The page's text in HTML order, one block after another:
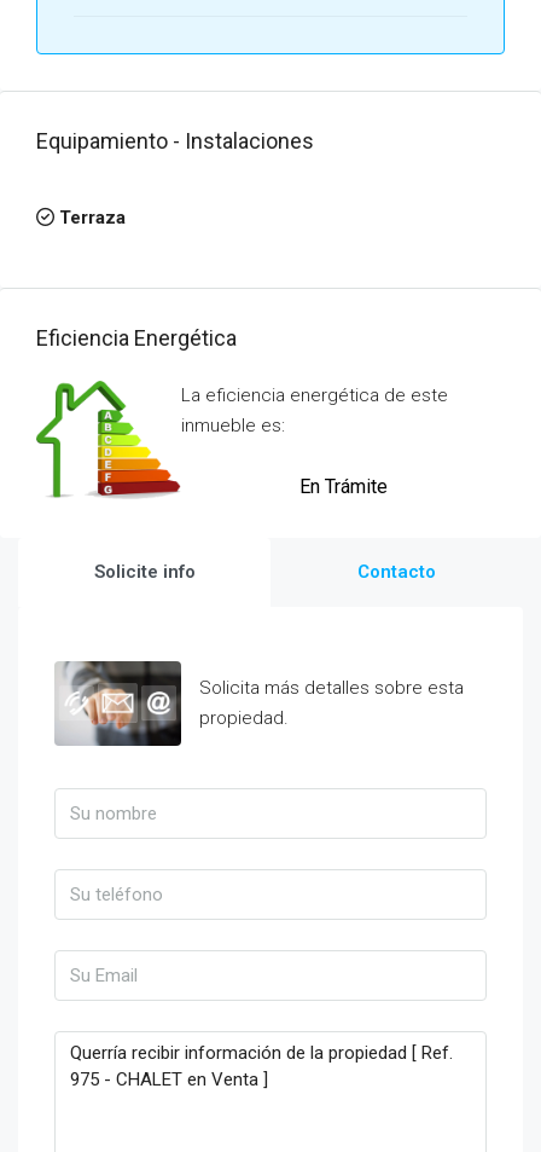
Equipamiento - Instalaciones
Terraza
Eficiencia Energética
La eficiencia energética de este
inmueble es:
En Trámite
Solicite info Contacto
Solicita más detalles sobre esta
propiedad.